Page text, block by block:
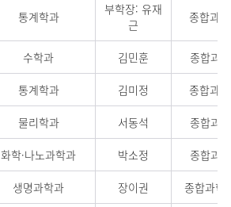
통계학과
부학장: 유재
근
종합과
수학과 김민훈 종합과
통계학과 김미정 종합과
물리학과 서동석 종합과
화학·나노과학과 박소정 종합과
생명과학과 장이권 종합과학